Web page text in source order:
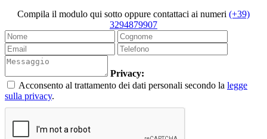
Compila il modulo qui sotto oppure contattaci ai numeri (+39)
3294879907
Privacy:
Acconsento al trattamento dei dati personali secondo la legge
sulla privacy.